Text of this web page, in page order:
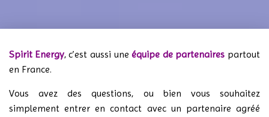
Spirit Energy, c’est aussi uneéquipe de partenaires partout
en France.
Vous avez des questions, ou bien vous souhaitez
simplement entrer en contact avec un partenaire agréé